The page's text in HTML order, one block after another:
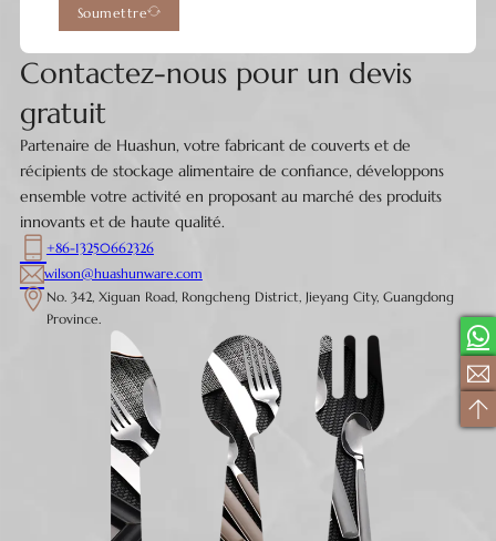
Contactez-nous pour un devis
gratuit
Partenaire de Huashun, votre fabricant de couverts et de
récipients de stockage alimentaire de confiance, développons
ensemble votre activité en proposant au marché des produits
innovants et de haute qualité.
+86-13250662326
wilson@huashunware.com
No. 342, Xiguan Road, Rongcheng District, Jieyang City, Guangdong
Province.
Soumettre